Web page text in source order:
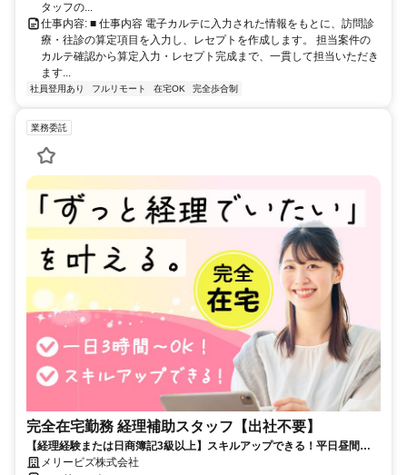
タッフの...
仕事内容: ■ 仕事内容 電子カルテに入力された情報をもとに、訪問診
療・往診の算定項目を入力し、レセプトを作成します。 担当案件の
カルテ確認から算定入力・レセプト完成まで、一貫して担当いただき
ます...
社員登用あり フルリモート 在宅OK 完全歩合制
業務委託
完全在宅勤務 経理補助スタッフ【出社不要】
【経理経験または日商簿記3級以上】スキルアップできる！平日昼間３h
～。完全在宅で育児・介護中の方も大歓迎♪
メリービズ株式会社